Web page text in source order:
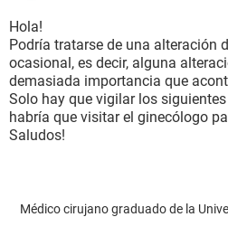
Hola!
Podría tratarse de una alteración
ocasional, es decir, alguna
demasiada importancia que
Solo hay que vigilar los
habría que visitar el ginecólogo
Saludos!
Médico cirujano graduado de la